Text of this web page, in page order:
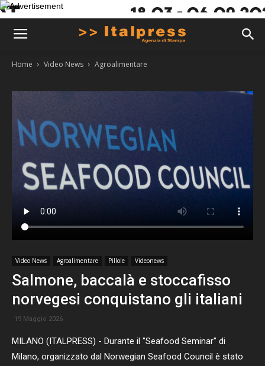
Home Video News Agroalimentare
Video News Agroalimentare Pillole Videonews
Salmone, baccalà e stoccafisso
norvegesi conquistano gli italiani
19 Maggio 2026
MILANO (ITALPRESS) - Durante il "Seafood Seminar" di
Milano, organizzato dal Norwegian Seafood Council è stato